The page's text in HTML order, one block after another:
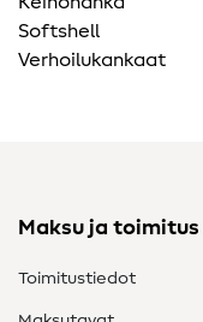
Softshell
Verhoilukankaat
Maksu ja toimitus
Toimitustiedot